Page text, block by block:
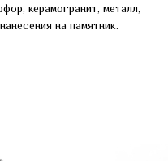
керамогранит, металл,
на памятник.